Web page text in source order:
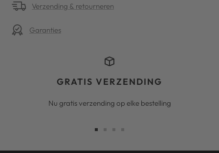
Verzending & retourneren
Garanties
GRATIS VERZENDING
Nu gratis verzending op elke bestelling